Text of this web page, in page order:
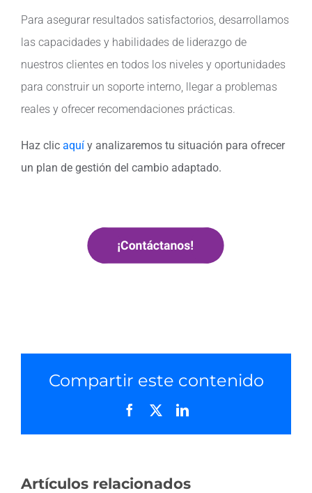
Para asegurar resultados satisfactorios, desarrollamos
las capacidades y habilidades de liderazgo de
nuestros clientes en todos los niveles y oportunidades
para construir un soporte interno, llegar a problemas
reales y ofrecer recomendaciones prácticas.
Haz clic aquí y analizaremos tu situación para ofrecer
un plan de gestión del cambio adaptado.
Compartir este contenido
Facebook LinkedIn
Artículos relacionados